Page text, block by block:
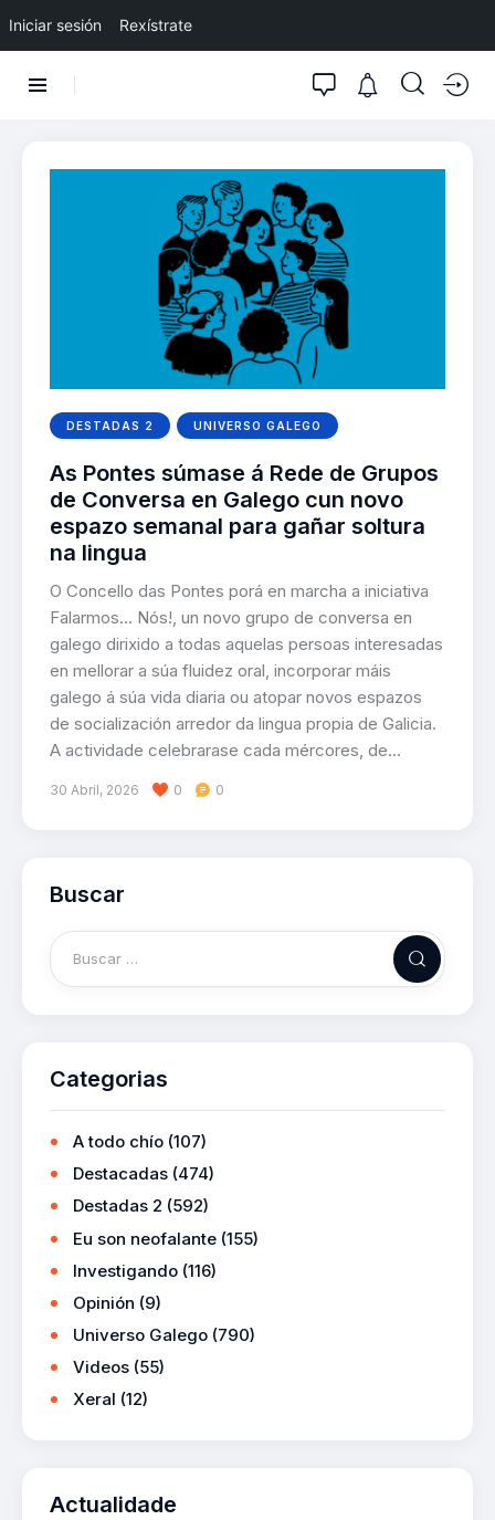
Iniciar sesión Rexístrate
DESTADAS 2 UNIVERSO GALEGO
As Pontes súmase á Rede de Grupos
de Conversa en Galego cun novo
espazo semanal para gañar soltura
na lingua
O Concello das Pontes porá en marcha a iniciativa
Falarmos... Nós!, un novo grupo de conversa en
galego dirixido a todas aquelas persoas interesadas
en mellorar a súa fluidez oral, incorporar máis
galego á súa vida diaria ou atopar novos espazos
de socialización arredor da lingua propia de Galicia.
A actividade celebrarase cada mércores, de…
30 Abril, 2026 0 0
Buscar
Categorias
A todo chío (107)
Destacadas (474)
Destadas 2 (592)
Eu son neofalante (155)
Investigando (116)
Opinión (9)
Universo Galego (790)
Videos (55)
Xeral (12)
Actualidade